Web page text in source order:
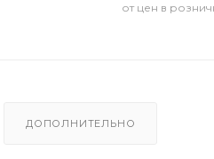
от цен в
ДОПОЛНИТЕЛЬНО